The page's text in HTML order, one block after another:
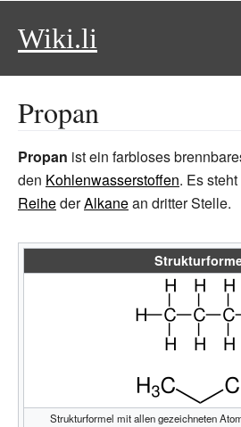
Wiki.li
Propan
Propan ist ein farbloses
den Kohlenwasserstoffen. Es
ReihederAlkanean dritter Stelle.
Strukturformel mit allen gezeichneten